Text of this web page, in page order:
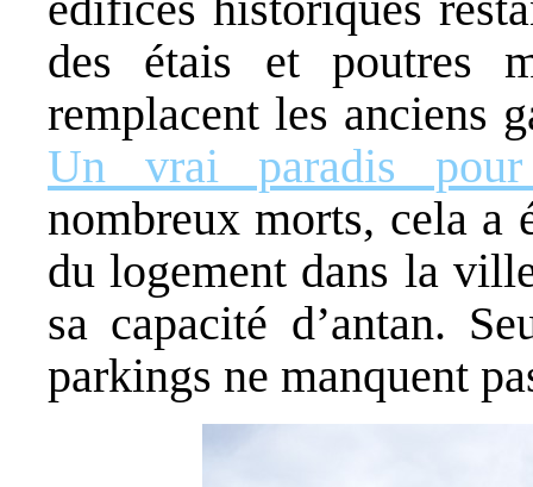
des étais et poutres
remplacent les anciens
Un vrai paradis
nombreux morts, cela a
du logement dans la
sa capacité d’antan.
parkings ne manquent